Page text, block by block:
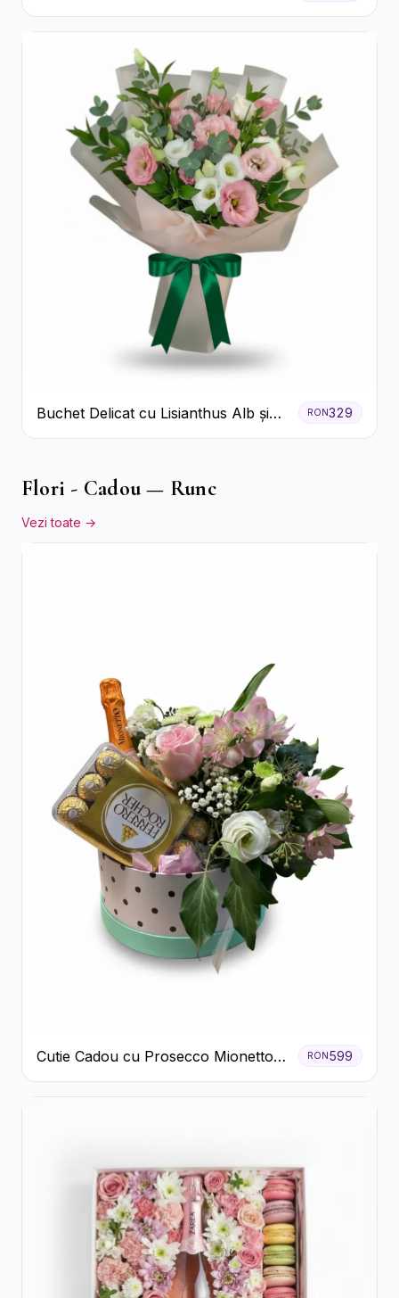
Galbeni și Crizanteme Albe
Buchet Delicat cu Lisianthus Alb și
Roz
RON329
Flori - Cadou — Runc
Vezi toate →
Cutie Cadou cu Prosecco Mionetto
Ferrero Rocher și Flori Pastelate
RON 599